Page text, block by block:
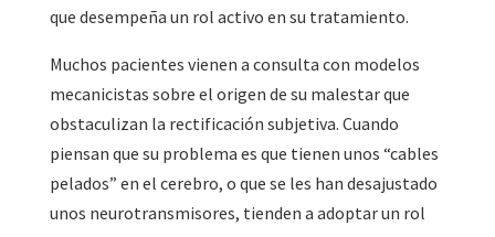
que desempeña un rol activo en su tratamiento.
Muchos pacientes vienen a consulta con modelos
mecanicistas sobre el origen de su malestar que
obstaculizan la rectificación subjetiva. Cuando
piensan que su problema es que tienen unos “cables
pelados” en el cerebro, o que se les han desajustado
unos neurotransmisores, tienden a adoptar un rol